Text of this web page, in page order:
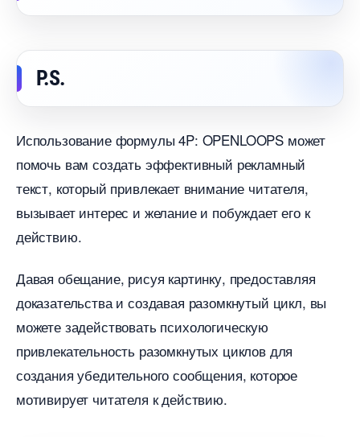
P.S.
Использование формулы 4P: OPENLOOPS может
помочь вам создать эффективный рекламный
текст, который привлекает внимание читателя,
ызывает интерес и желание и побуждает его к
действию.
Давая обещание, рисуя картинку, предоставляя
доказательства и создавая разомкнутый цикл, вы
можете задействовать психологическую
привлекательность разомкнутых циклов для
создания убедительного сообщения, которое
мотивирует читателя к действию.